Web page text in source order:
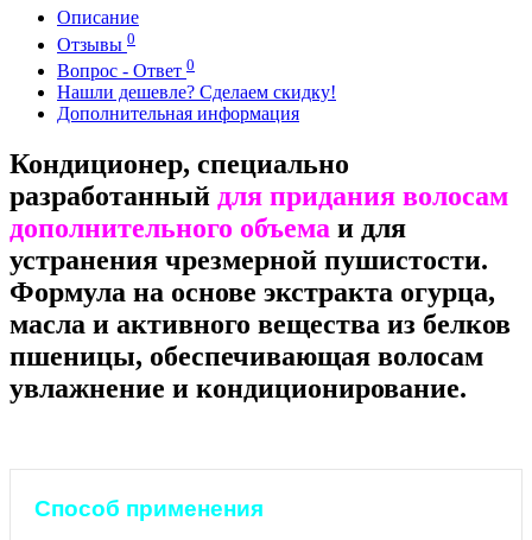
Описание
Отзывы 0
Вопрос - Ответ 0
Нашли дешевле? Сделаем скидку!
Дополнительная информация
Кондиционер, специально
разработанный для придания волосам
дополнительного объема и для
устранения чрезмерной пушистости.
Формула на основе экстракта огурца,
масла и активного вещества из белков
пшеницы, обеспечивающая волосам
увлажнение и кондиционирование.
Способ применения